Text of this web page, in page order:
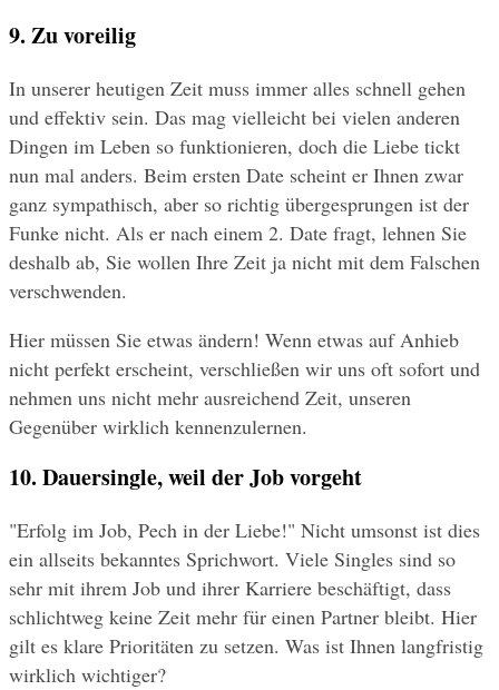
9. Zu voreilig
In unserer heutigen Zeit muss immer alles schnell gehen
und effektiv sein. Das mag vielleicht bei vielen anderen
Dingen im Leben so funktionieren, doch die Liebe tickt
nun mal anders. Beim ersten Date scheint er Ihnen zwar
ganz sympathisch, aber so richtig übergesprungen ist der
Funke nicht. Als er nach einem 2. Date fragt, lehnen Sie
deshalb ab, Sie wollen Ihre Zeit ja nicht mit dem Falschen
verschwenden.
Hier müssen Sie etwas ändern! Wenn etwas auf Anhieb
nicht perfekt erscheint, verschließen wir uns oft sofort und
nehmen uns nicht mehr ausreichend Zeit, unseren
Gegenüber wirklich kennenzulernen.
10. Dauersingle, weil der Job vorgeht
"Erfolg im Job, Pech in der Liebe!" Nicht umsonst ist dies
ein allseits bekanntes Sprichwort. Viele Singles sind so
sehr mit ihrem Job und ihrer Karriere beschäftigt, dass
schlichtweg keine Zeit mehr für einen Partner bleibt. Hier
gilt es klare Prioritäten zu setzen. Was ist Ihnen langfristig
wirklich wichtiger?